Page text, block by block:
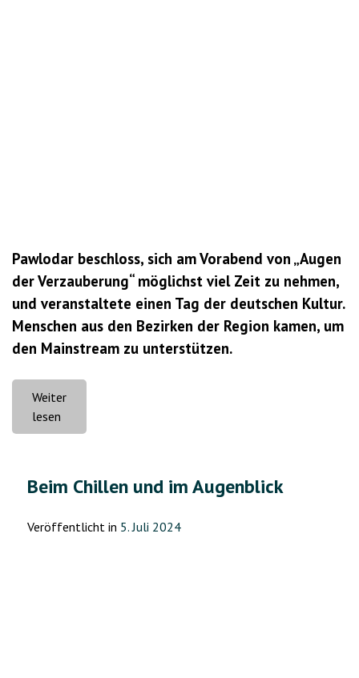
Pawlodar beschloss, sich am Vorabend von „Augen
der Verzauberung“ möglichst viel Zeit zu nehmen,
und veranstaltete einen Tag der deutschen Kultur.
Menschen aus den Bezirken der Region kamen, um
den Mainstream zu unterstützen.
Weiter
lesen
–
wir“
Beim Chillen und im Augenblick
Veröffentlicht in 5. Juli 2024